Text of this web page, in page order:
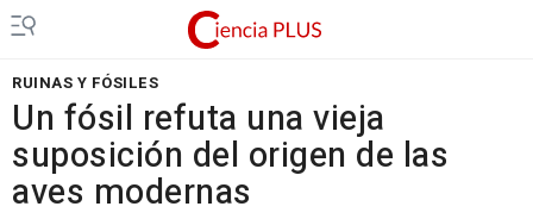
RUINAS Y FÓSILES
Un fósil refuta una vieja
suposición del origen de las
aves modernas